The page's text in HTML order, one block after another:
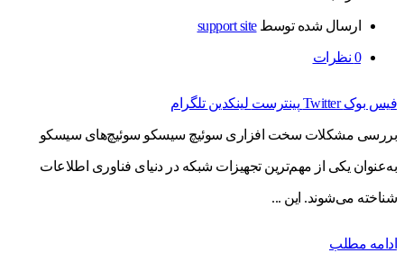
ارسال شده توسطsupport site
0 نظرات
فیس بوک Twitter پینترست لینکدین تلگرام
بررسی مشکلات سخت افزاری سوئیچ سیسکو سوئیچ‌های سیسکو
به‌عنوان یکی از مهم‌ترین تجهیزات شبکه در دنیای فناوری اطلاعات
شناخته می‌شوند. این ...
ادامه مطلب